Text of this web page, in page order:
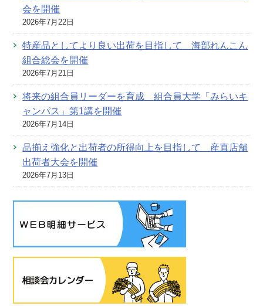
会を開催
2026年7月22日
特産品としてより良い出荷を目指して 海部れんこん
組合総会を開催
2026年7月21日
将来の組合員リーダーを育成 組合員大学「みらいキ
ャンパス」第1講を開催
2026年7月14日
品揃え強化と出荷者の所得向上を目指して 産直店舗
出荷者大会を開催
2026年7月13日